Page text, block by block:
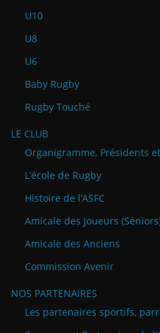
U10
U8
U6
Baby Rugby
Rugby Touché
LE CLUB
Organigramme, Présidents
L’école de Rugby
Histoire de l’ASFC
Amicale des Joueurs
Amicale des Anciens
Commission Avenir
NOS PARTENAIRES
Les partenaires sportifs,